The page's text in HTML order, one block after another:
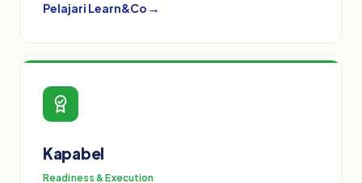
Pelajari Learn&Co →
Kapabel
Readiness & Execution